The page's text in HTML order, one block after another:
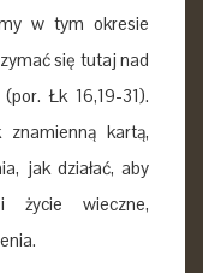
w tym okresie
się tutaj nad
Łk 16,19-31).
kartą,
jak działać, aby
życie wieczne,